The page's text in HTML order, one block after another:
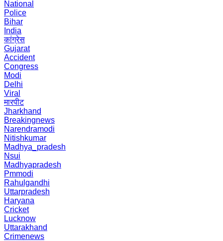
National
Police
Bihar
India
कांग्रेस
Gujarat
Accident
Congress
Modi
Delhi
Viral
मारपीट
Jharkhand
Breakingnews
Narendramodi
Nitishkumar
Madhya_pradesh
Nsui
Madhyapradesh
Pmmodi
Rahulgandhi
Uttarpradesh
Haryana
Cricket
Lucknow
Uttarakhand
Crimenews